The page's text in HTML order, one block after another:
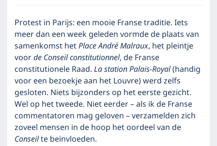
Protest in Parijs: een mooie Franse traditie. Iets
meer dan een week geleden vormde de plaats van
samenkomst hetPlace André Malraux, het pleintje
voorde Conseil constitutionnel, de Franse
constitutionele Raad.La station Palais-Royal(handig
voor een bezoekje aan het Louvre) werd zelfs
gesloten. Niets bijzonders op het eerste gezicht.
Wel op het tweede. Niet eerder – als ik de Franse
commentatoren mag geloven – verzamelden zich
zoveel mensen in de hoop het oordeel van de
Conseilte beïnvloeden.